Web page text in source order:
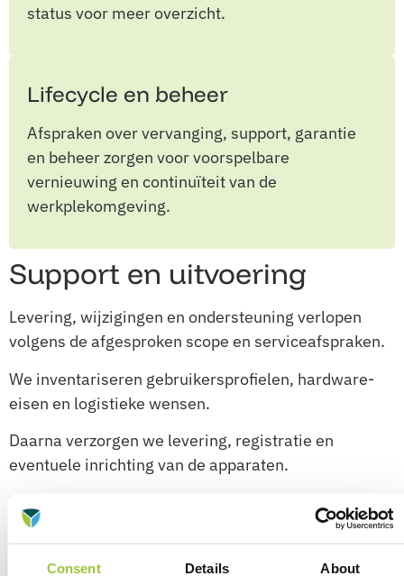
Consent Details About
status voor meer overzicht.
Lifecycle en beheer
Afspraken over vervanging, support, garantie
en beheer zorgen voor voorspelbare
vernieuwing en continuïteit van de
werkplekomgeving.
Support en uitvoering
Levering, wijzigingen en ondersteuning verlopen
volgens de afgesproken scope en serviceafspraken.
We inventariseren gebruikersprofielen, hardware-
eisen en logistieke wensen.
Daarna verzorgen we levering, registratie en
eventuele inrichting van de apparaten.
Waar afgesproken koppelen we systemen aan
centraal beheer en complianceprocessen.
Support, garantie en lifecycle-afspraken worden